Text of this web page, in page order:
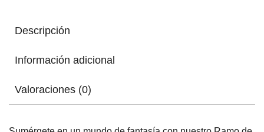
Descripción
Información adicional
Valoraciones (0)